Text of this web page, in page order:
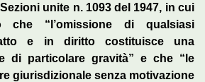
unite n. 1093 del 1947, in cui
che “l’omissione di qualsiasi
e in diritto costituisce una
di particolare gravità” e che “le
giurisdizionale senza motivazione